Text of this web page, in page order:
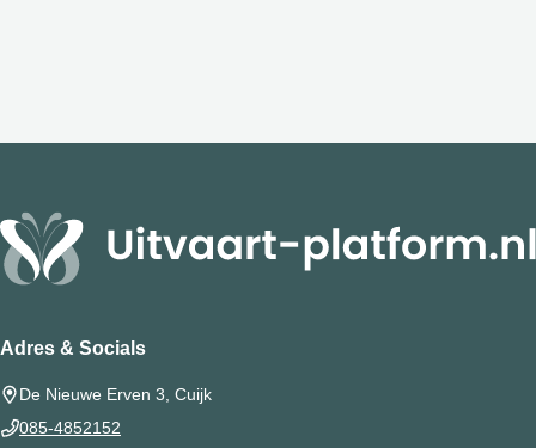
Adres & Socials
De Nieuwe Erven 3, Cuijk
085-4852152